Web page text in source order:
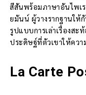
สีสันพร้อมภาษาอันไพเ
ยมันน์ ผู้วางรากฐานให้
รูปแบบการเล่าเรื่องส
ประดิษฐ์ที่ตัวเขาให้ควา
La Carte